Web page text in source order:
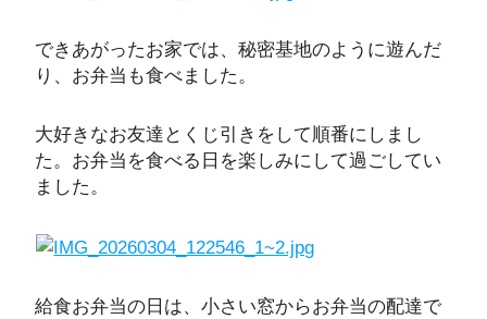
できあがったお家では、秘密基地のように遊んだ
り、お弁当も食べました。
大好きなお友達とくじ引きをして順番にしまし
た。お弁当を食べる日を楽しみにして過ごしてい
ました。
給食お弁当の日は、小さい窓からお弁当の配達で